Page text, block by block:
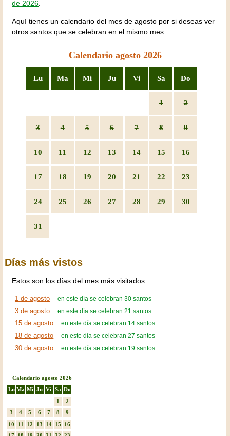
de 2026.
Aquí tienes un calendario del mes de agosto por si deseas ver
otros santos que se celebran en el mismo mes.
Calendario agosto 2026
Lu Ma Mi Ju Vi Sa Do
1 2
3 4 5 6 7 8 9
10 11 12 13 14 15 16
17 18 19 20 21 22 23
24 25 26 27 28 29 30
31
Días más vistos
Estos son los días del mes más visitados.
1 de agosto en este día se celebran 30 santos
3 de agosto en este día se celebran 21 santos
15 de agosto en este día se celebran 14 santos
18 de agosto en este día se celebran 27 santos
30 de agosto en este día se celebran 19 santos
Calendario agosto 2026
Lu Ma Mi Ju Vi Sa Do
1
2
3
4 5 6 7 8
9
10
11 12 13 14 15
16